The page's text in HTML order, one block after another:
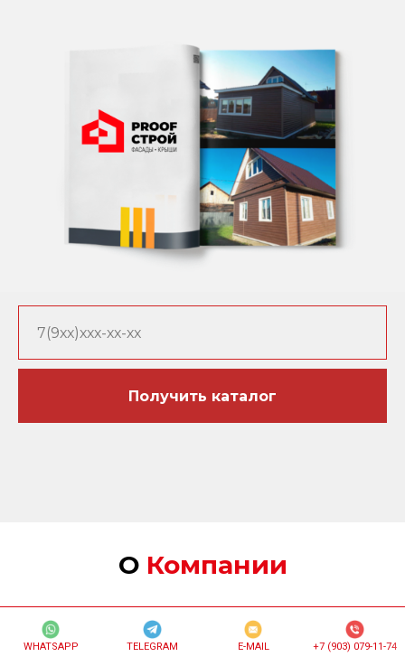
WHATSAPP TELEGRAM E-MAIL +7 (903) 079-11-74
Получить каталог
О Компании
Специалисты
с